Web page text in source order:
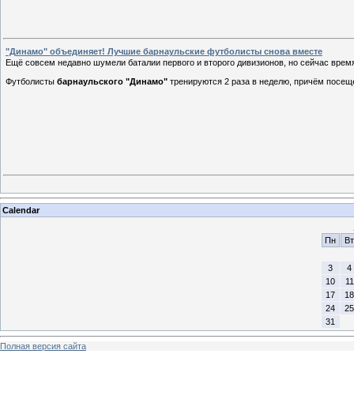
"Динамо" объединяет! Лучшие барнаульские футболисты снова вместе
Ещё совсем недавно шумели баталии первого и второго дивизионов, но сейчас
Футболисты барнаульского "Динамо" тренируются 2 раза в неделю, причём
Calendar
Пн
Вт
3
4
10
11
17
18
24
25
31
Полная версия сайта